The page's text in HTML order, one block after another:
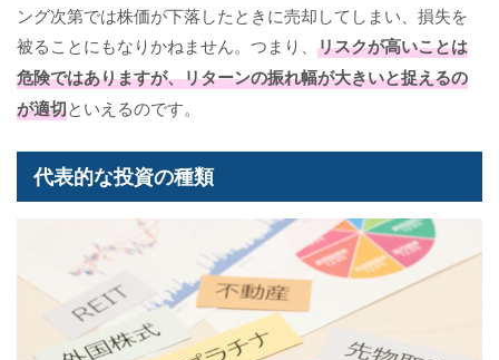
ング次第では株価が下落したときに売却してしまい、損失を
被ることにもなりかねません。つまり、 リスクが高いことは
危険ではありますが、リターンの振れ幅が大きいと捉えるの
が適切といえるのです。
代表的な投資の種類